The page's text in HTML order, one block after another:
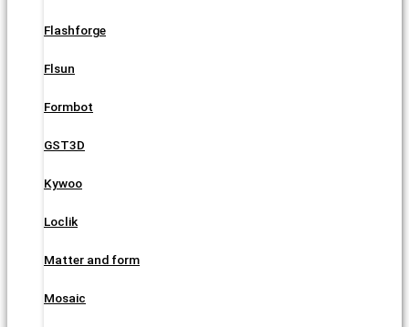
Flashforge
Flsun
Formbot
GST3D
Kywoo
Loclik
Matter and form
Mosaic